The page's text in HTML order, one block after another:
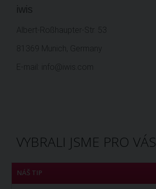
iwis
Albert-Roßhaupter-Str. 53
81369 Munich, Germany
E-mail: info@iwis.com
VYBRALI JSME PRO VÁS
NÁŠ TIP